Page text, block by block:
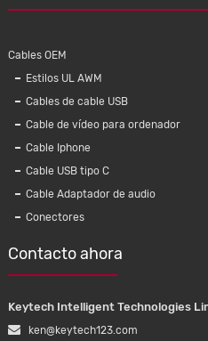
cable de 2,0 USB
datos y carga para
Cables OEM
Estilos UL AWM
Cables de cable USB
Cable de vídeo para ordenador
Cable Iphone
Cable USB tipo C
Cable Adaptador de audio
Conectores
Contacto ahora
Keytech Intelligent Technologies
ken@keytech123.com